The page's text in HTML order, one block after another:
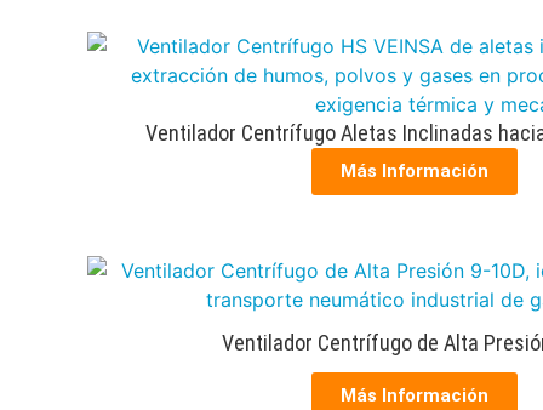
Ventilador Centrífugo Aletas Inclinadas
Más Información
Ventilador Centrífugo de Alta
Más Información